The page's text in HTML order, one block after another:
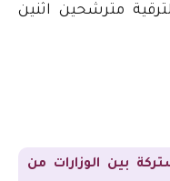
مترشحين
اثنين
بين الوزارات من